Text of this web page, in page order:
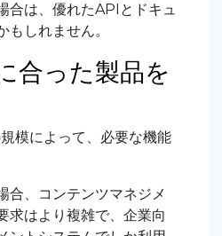
合は、優れたAPIとドキュ
もしれません。
合った製品を
模によって、必要な機能
合、コンテンツマネジメ
求はより複雑で、企業向